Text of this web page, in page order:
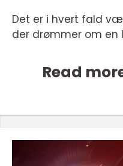
Det er i hvert fald
der drømmer om en
Read